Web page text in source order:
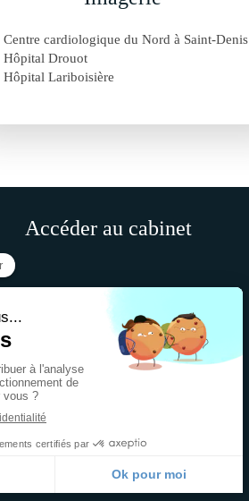
Centre cardiologique du Nord à Saint-Denis
Hôpital Drouot
Hôpital Lariboisière
Accéder au cabinet